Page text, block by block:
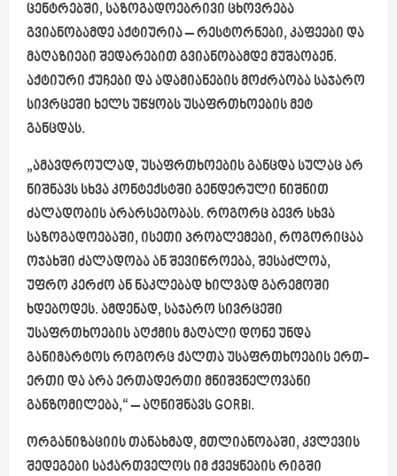
ცენტრებში, საზოგადოებრივი ცხოვრება
გვიანობამდე აქტიურია – რესტორნები, კაფეები და
მაღაზიები შედარებით გვიანობამდე მუშაობენ.
აქტიური ქუჩები და ადამიანების მოძრაობა საჯარო
სივრცეში ხელს უწყობს უსაფრთხოების მეტ
განცდას.
„ამავდროულად, უსაფრთხოების განცდა სულაც არ
ნიშნავს სხვა კონტექსტში გენდერული ნიშნით
ძალადობის არარსებობას. როგორც ბევრ სხვა
საზოგადოებაში, ისეთი პრობლემები, როგორიცაა
ოჯახში ძალადობა ან შევიწროება, შესაძლოა,
უფრო კერძო ან ნაკლებად ხილვად გარემოში
ხდებოდეს. ამდენად, საჯარო სივრცეში
უსაფრთხოების აღქმის მაღალი დონე უნდა
განიმარტოს როგორც ქალთა უსაფრთხოების ერთ-
ერთი და არა ერთადერთი მნიშვნელოვანი
განზომილება,“ – აღნიშნავს GORBI.
ორგანიზაციის თანახმად, მთლიანობაში, კვლევის
შედეგები საქართველოს იმ ქვეყნების რიგში